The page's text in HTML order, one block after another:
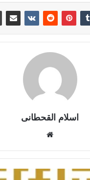
اسلام القحطانى
ق
ع